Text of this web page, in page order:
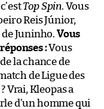
Top Spin. Vous
Reis Júnior,
Juninho. Vous
:Vous
la chance de
de Ligue des
Vrai, Kleopas a
d’un homme qui